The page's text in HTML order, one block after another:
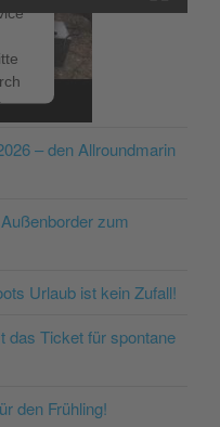
um
– den Allroundmarin
zum
Urlaub ist kein Zufall!
das Ticket für spontane
den Frühling!